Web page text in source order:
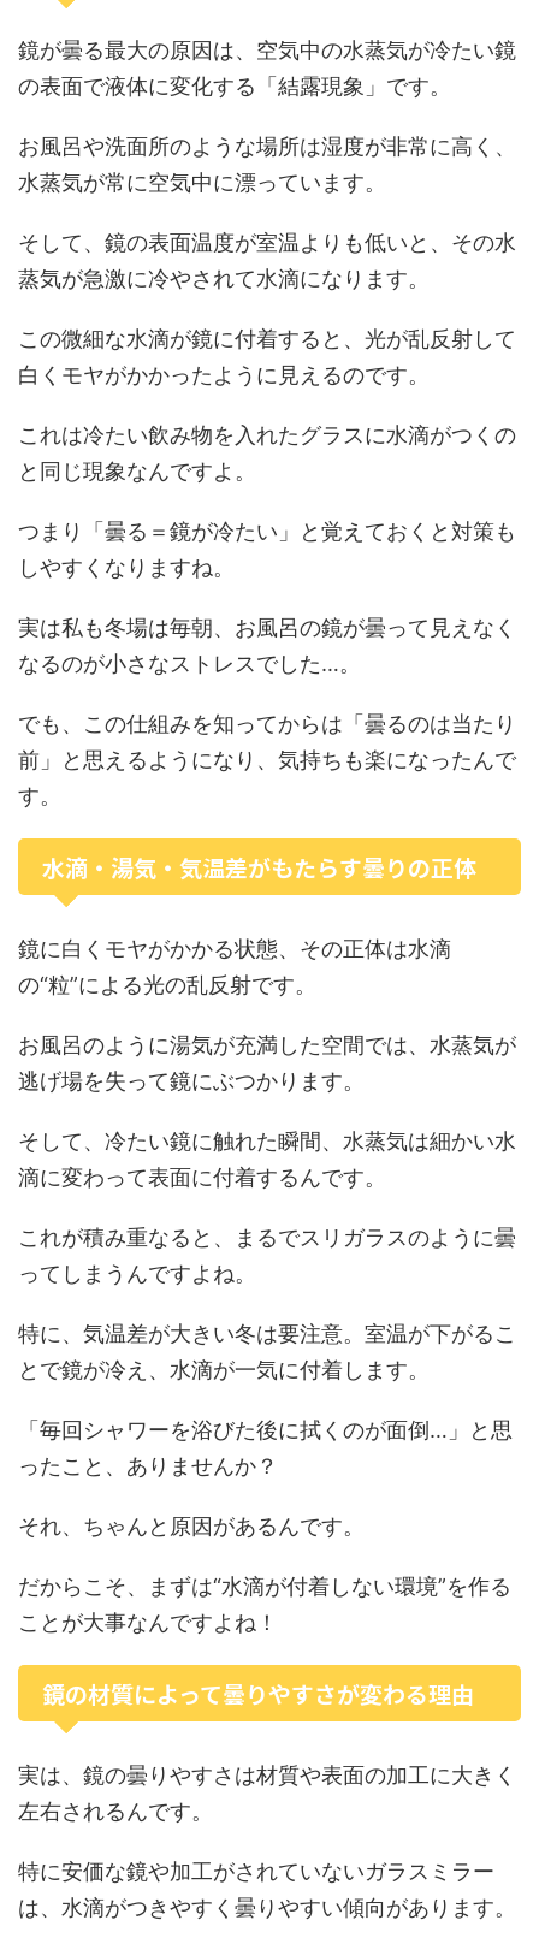
鏡が曇る最大の原因は、空気中の水蒸気が冷たい鏡
の表面で液体に変化する「結露現象」です。
お風呂や洗面所のような場所は湿度が非常に高く、
水蒸気が常に空気中に漂っています。
そして、鏡の表面温度が室温よりも低いと、その水
蒸気が急激に冷やされて水滴になります。
この微細な水滴が鏡に付着すると、光が乱反射して
白くモヤがかかったように見えるのです。
これは冷たい飲み物を入れたグラスに水滴がつくの
と同じ現象なんですよ。
つまり「曇る＝鏡が冷たい」と覚えておくと対策も
しやすくなりますね。
実は私も冬場は毎朝、お風呂の鏡が曇って見えなく
なるのが小さなストレスでした…。
でも、この仕組みを知ってからは「曇るのは当たり
前」と思えるようになり、気持ちも楽になったんで
す。
水滴・湯気・気温差がもたらす曇りの正体
鏡に白くモヤがかかる状態、その正体は水滴
の“粒”による光の乱反射です。
お風呂のように湯気が充満した空間では、水蒸気が
逃げ場を失って鏡にぶつかります。
そして、冷たい鏡に触れた瞬間、水蒸気は細かい水
滴に変わって表面に付着するんです。
これが積み重なると、まるでスリガラスのように曇
ってしまうんですよね。
特に、気温差が大きい冬は要注意。室温が下がるこ
とで鏡が冷え、水滴が一気に付着します。
「毎回シャワーを浴びた後に拭くのが面倒…」と思
ったこと、ありませんか？
それ、ちゃんと原因があるんです。
だからこそ、まずは“水滴が付着しない環境”を作る
ことが大事なんですよね！
鏡の材質によって曇りやすさが変わる理由
実は、鏡の曇りやすさは材質や表面の加工に大きく
左右されるんです。
特に安価な鏡や加工がされていないガラスミラー
は、水滴がつきやすく曇りやすい傾向があります。